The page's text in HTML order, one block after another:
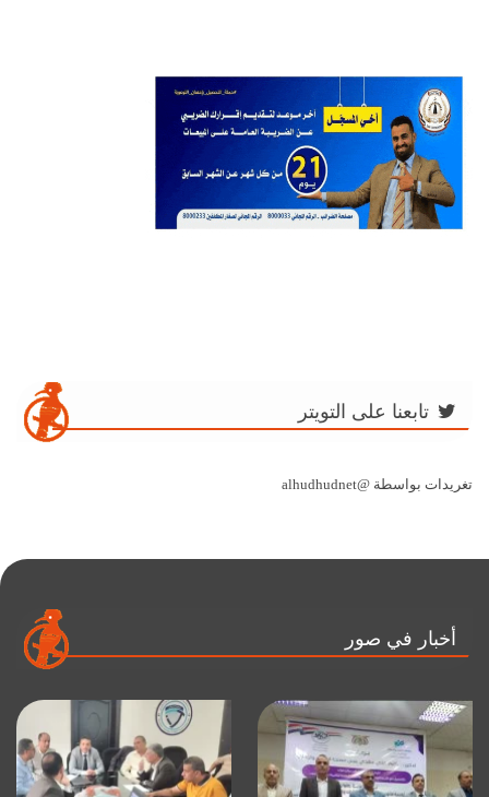
تابعنا على التويتر
تغريدات بواسطة @alhudhudnet
أخبار في صور